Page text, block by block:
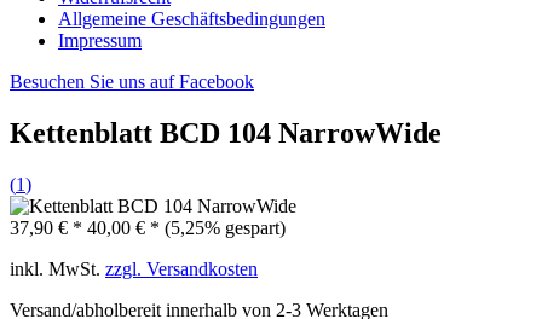
Allgemeine Geschäftsbedingungen
Impressum
Besuchen Sie uns auf Facebook
Kettenblatt BCD 104 NarrowWide
(1)
37,90 € * 40,00 € * (5,25% gespart)
inkl. MwSt. zzgl. Versandkosten
Versand/abholbereit innerhalb von 2-3 Werktagen